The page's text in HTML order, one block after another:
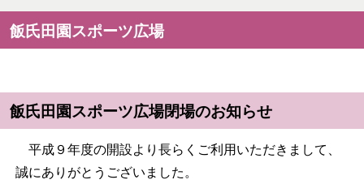
飯氏田園スポーツ広場
飯氏田園スポーツ広場閉場のお知らせ
平成９年度の開設より長らくご利用いただきまして、
誠にありがとうございました。